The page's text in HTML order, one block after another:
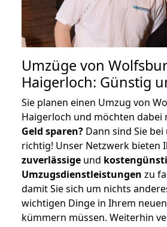
Umzüge von
Haigerloch: Günstig
Sie planen einen Umzug von
Haigerloch und möchten dabei
Geld sparen? Dann sind Sie
richtig! Unser Netzwerk bieten
zuverlässige und
Umzugsdienstleistungen zu
damit Sie sich um nichts
wichtigen Dinge in Ihrem
kümmern müssen. Weiterhin